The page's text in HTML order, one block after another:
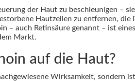
der Haut zu beschleunigen –
Hautzellen zu entfernen, die
– auch Retinsäure genannt – ist
Markt.
auf die Haut?
Wirksamkeit, sondern